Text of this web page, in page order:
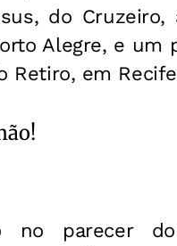
do
Alegre, e um
Retiro, em
no parecer